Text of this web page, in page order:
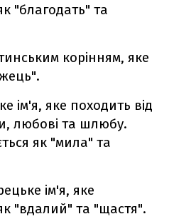
"благодать" та
корінням, яке
ім'я, яке походить від
любові та шлюбу.
як "мила" та
ім'я, яке
"вдалий" та "щастя".